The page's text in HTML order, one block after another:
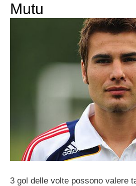
Mutu
3 gol delle volte possono valere